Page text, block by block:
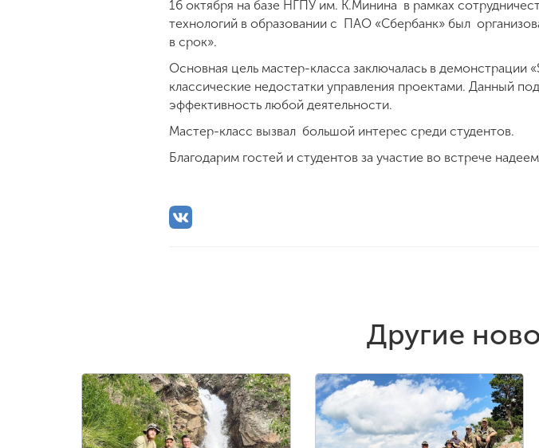
16 октября на базе НГПУ им. К.Минина в рамках
технологий в образовании с ПАО «Сбербанк» был
в срок».
Основная цель мастер-класса заключалась в демонстрации
классические недостатки управления проектами. Данный
эффективность любой деятельности.
Мастер-класс вызвал большой интерес среди студентов.
Благодарим гостей и студентов за участие во встрече
Другие